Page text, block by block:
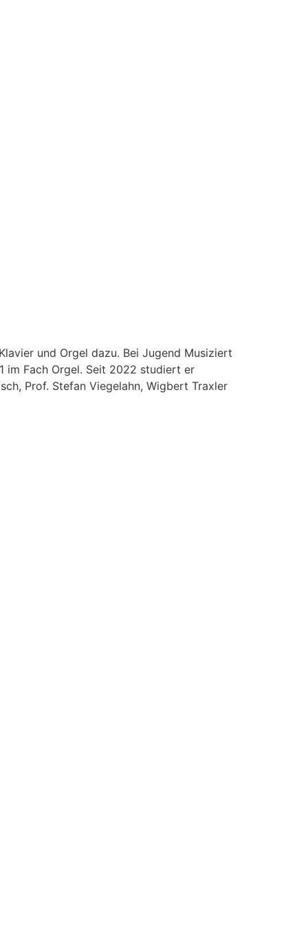
und Orgel dazu. Bei Jugend Musiziert
im Fach Orgel. Seit 2022 studiert er
Prof. Stefan Viegelahn, Wigbert Traxler